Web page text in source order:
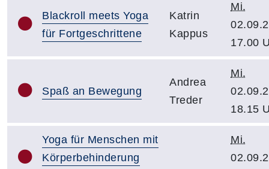
Blackroll meets Yoga
für Fortgeschrittene
Katrin
Kappus
Mi.
17.00
Spaß an Bewegung
Andrea
Treder
Mi.
18.15
Yoga für Menschen mit
Körperbehinderung
Mi.